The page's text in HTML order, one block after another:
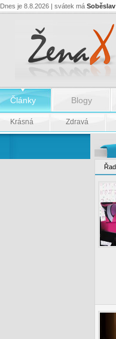
Dnes je 8.8.2026 | svátek má Soběslav
Články Blogy
Krásná Zdravá